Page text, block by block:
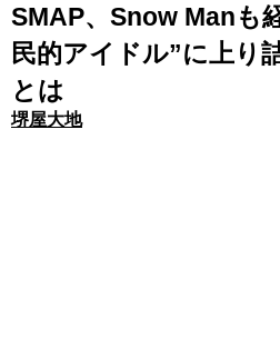
SMAP、Snow Manも
民的アイドル”に上り
とは
堺屋大地